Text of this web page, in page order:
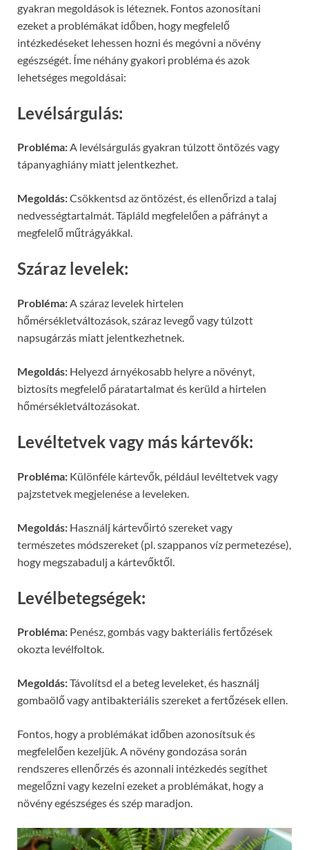
gyakran megoldások is léteznek. Fontos azonosítani
ezeket a problémákat időben, hogy megfelelő
intézkedéseket lehessen hozni és megóvni a növény
egészségét. Íme néhány gyakori probléma és azok
lehetséges megoldásai:
Levélsárgulás:
Probléma:A levélsárgulás gyakran túlzott öntözés vagy
tápanyaghiány miatt jelentkezhet.
Megoldás:Csökkentsd az öntözést, és ellenőrizd a talaj
nedvességtartalmát. Tápláld megfelelően a páfrányt a
megfelelő műtrágyákkal.
Száraz levelek:
Probléma:A száraz levelek hirtelen
hőmérsékletváltozások, száraz levegő vagy túlzott
napsugárzás miatt jelentkezhetnek.
Megoldás: Helyezd árnyékosabb helyre a növényt,
biztosíts megfelelő páratartalmat és kerüld a hirtelen
hőmérsékletváltozásokat.
Levéltetvek vagy más kártevők:
Probléma: Különféle kártevők, például levéltetvek vagy
pajzstetvek megjelenése a leveleken.
Megoldás: Használj kártevőirtó szereket vagy
természetes módszereket (pl. szappanos víz permetezése),
hogy megszabadulj a kártevőktől.
Levélbetegségek:
Probléma: Penész, gombás vagy bakteriális fertőzések
okozta levélfoltok.
Megoldás:Távolítsd el a beteg leveleket, és használj
gombaölő vagy antibakteriális szereket a fertőzések ellen.
Fontos, hogy a problémákat időben azonosítsuk és
megfelelően kezeljük. A növény gondozása során
rendszeres ellenőrzés és azonnali intézkedés segíthet
megelőzni vagy kezelni ezeket a problémákat, hogy a
növény egészséges és szép maradjon.